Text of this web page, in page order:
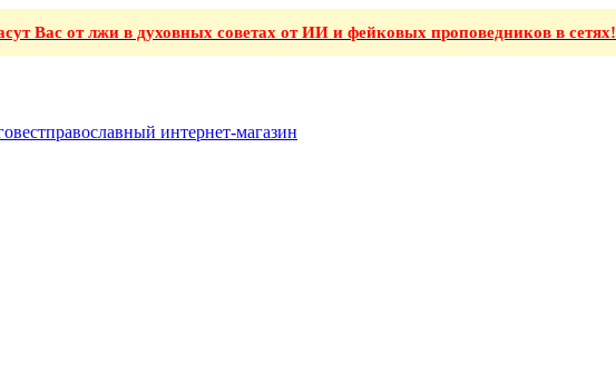
Вас от лжи в духовных советах от ИИ и фейковых проповедников в сетях!
православный интернет-магазин